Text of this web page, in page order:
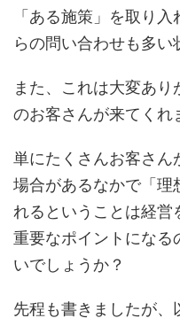
「ある施策」を取り
らの問い合わせも多い
また、これは大変あ
のお客さんが来てくれ
単にたくさんお客さん
場合があるなかで「理
れるということは経
重要なポイントになる
いでしょうか？
先程も書きましたが、